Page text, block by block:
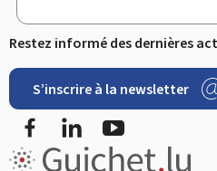
Restez informé des dernières
S’inscrire à la newsletter
FacebookLinkedIn